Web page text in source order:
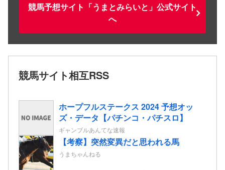
競馬予想サイト「うまとみらいと」公式サイト
へ
競馬サイト相互RSS
ホープフルステークス 2024 予想オッ
ズ・データ【パチンコ・パチスロ】
ギャンブルあんてな速報
【考察】突然変異だと思われる馬
うまちゃんねる